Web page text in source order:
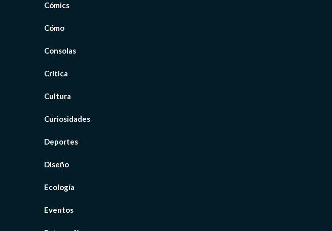
Cómics
Cómo
Consolas
Crítica
Cultura
Curiosidades
Deportes
Diseño
Ecología
Eventos